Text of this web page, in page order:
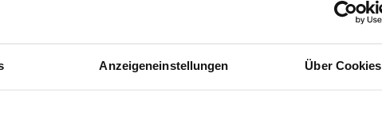
Anzeigeneinstellungen Über Cookies